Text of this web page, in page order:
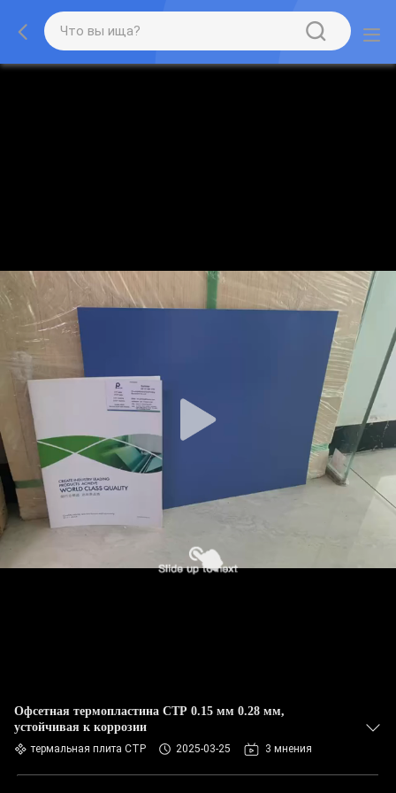
Офсетная термопластина CTP 0.15 мм 0.28 мм,
устойчивая к коррозии
термальная плита CTP 2025-03-25 3 мнения